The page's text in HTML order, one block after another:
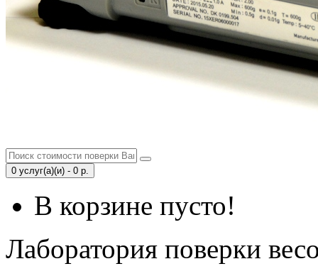
0 услуг(а)(и) - 0 р.
В корзине пусто!
Лаборатория поверки